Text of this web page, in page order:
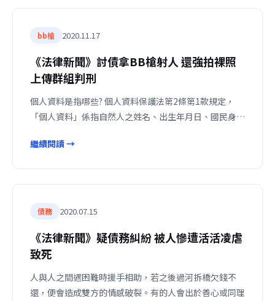
bb槍 2020.11.17
《法律新聞》討債拿BB槍射人 還強拍裸照
上傳群組判刑
個人資料是指哪些? 個人資料保護法第2條第1款規定，
「個人資料」係指自然人之姓名、出生年月日、國民身…
繼續閱讀 →
債務 2020.07.15
《法律新聞》疑債務糾紛 被人慘遭活活凌虐
致死
人與人之間遇困難時援手相助，若之後過河拆橋欠錢不
還，便會造成雙方的情感破裂。有的人會出於善心或同理